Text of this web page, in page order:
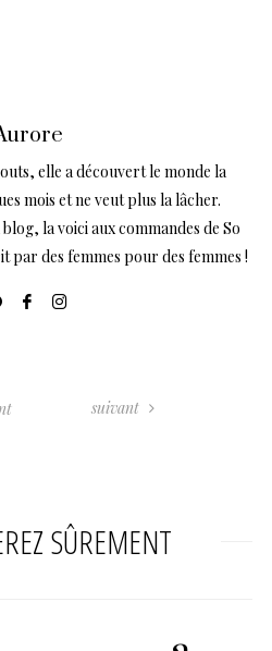
elle a découvert le monde la
mois et ne veut plus la lâcher.
la voici aux commandes de So
des femmes pour des femmes !
suivant
SÛREMENT